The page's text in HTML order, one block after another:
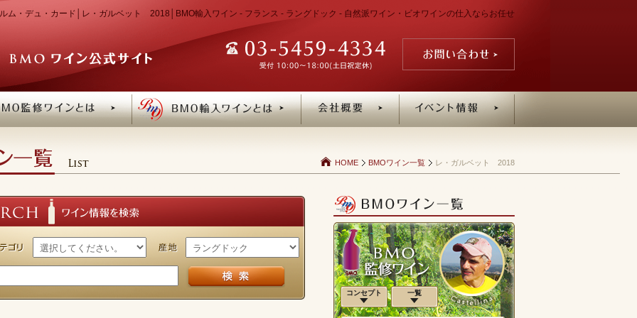
ム・デュ・カード│レ・ガルベット 2018│BMO輸入ワイン - フランス - ラングドック - 自然派ワイン・ビオワインの仕入ならお任せ
HOME BMOワイン一覧 レ・ガルベット 2018
コンセプト 一覧